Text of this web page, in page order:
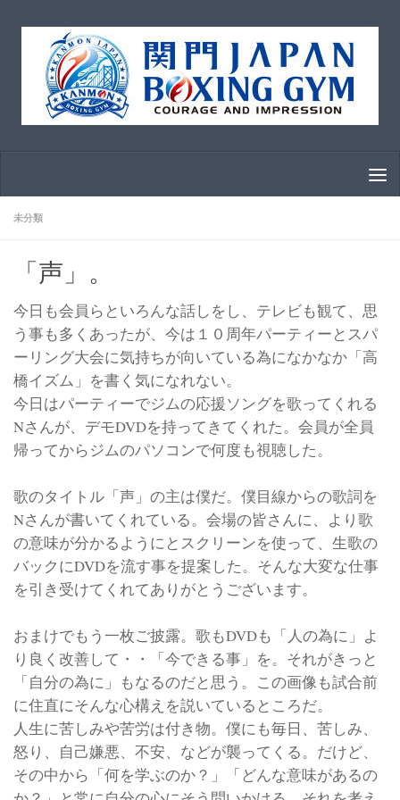
コンテンツへスキップ
未分類
「声」。
今日も会員らといろんな話しをし、テレビも観て、思
う事も多くあったが、今は１０周年パーティーとスパ
ーリング大会に気持ちが向いている為になかなか「高
橋イズム」を書く気になれない。
今日はパーティーでジムの応援ソングを歌ってくれる
Nさんが、デモDVDを持ってきてくれた。会員が全員
帰ってからジムのパソコンで何度も視聴した。
歌のタイトル「声」の主は僕だ。僕目線からの歌詞を
Nさんが書いてくれている。会場の皆さんに、より歌
の意味が分かるようにとスクリーンを使って、生歌の
バックにDVDを流す事を提案した。そんな大変な仕事
を引き受けてくれてありがとうございます。
おまけでもう一枚ご披露。歌もDVDも「人の為に」よ
り良く改善して・・「今できる事」を。それがきっと
「自分の為に」もなるのだと思う。この画像も試合前
に住直にそんな心構えを説いているところだ。
人生に苦しみや苦労は付き物。僕にも毎日、苦しみ、
怒り、自己嫌悪、不安、などが襲ってくる。だけど、
その中から「何を学ぶのか？」「どんな意味があるの